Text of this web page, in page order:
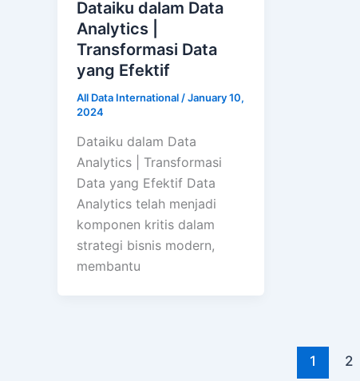
Dataiku dalam Data
Analytics |
Transformasi Data
yang Efektif
All Data International /January 10,
2024
Dataiku dalam Data
Analytics | Transformasi
Data yang Efektif Data
Analytics telah menjadi
komponen kritis dalam
strategi bisnis modern,
membantu
1 2